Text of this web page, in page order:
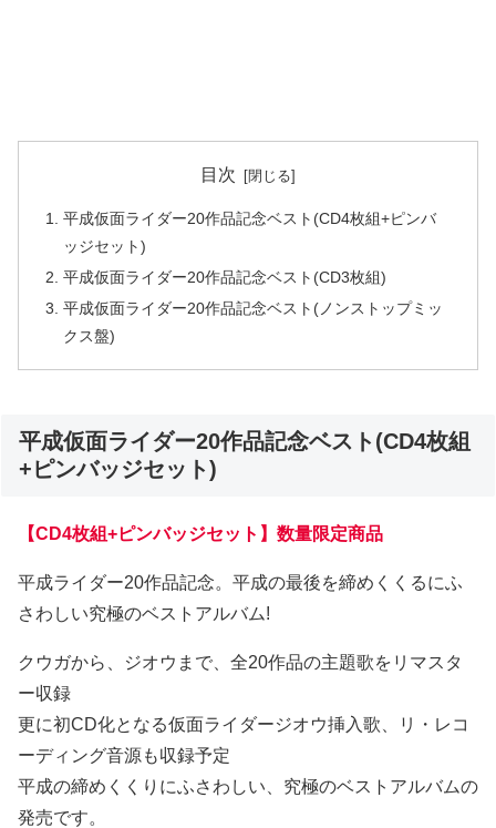
目次
平成仮面ライダー20作品記念ベスト(CD4枚組+ピンバ
ッジセット)
平成仮面ライダー20作品記念ベスト(CD3枚組)
平成仮面ライダー20作品記念ベスト(ノンストップミッ
クス盤)
平成仮面ライダー20作品記念ベスト(CD4枚組
+ピンバッジセット)
【CD4枚組+ピンバッジセット】数量限定商品
平成ライダー20作品記念。平成の最後を締めくくるにふ
さわしい究極のベストアルバム!
クウガから、ジオウまで、全20作品の主題歌をリマスタ
ー収録
更に初CD化となる仮面ライダージオウ挿入歌、リ・レコ
ーディング音源も収録予定
平成の締めくくりにふさわしい、究極のベストアルバムの
発売です。